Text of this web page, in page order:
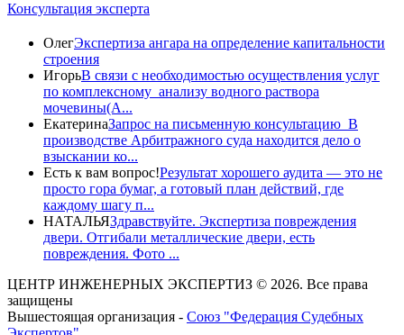
Консультация эксперта
ОлегЭкспертиза ангара на определение капитальности
строения
ИгорьВ связи с необходимостью осуществления услуг
по комплексному анализу водного раствора
мочевины(A...
ЕкатеринаЗапрос на письменную консультацию В
производстве Арбитражного суда находится дело о
взыскании ко...
Есть к вам вопрос!Результат хорошего аудита — это не
просто гора бумаг, а готовый план действий, где
каждому шагу п...
НАТАЛЬЯЗдравствуйте. Экспертиза повреждения
двери. Отгибали металлические двери, есть
повреждения. Фото ...
ЦЕНТР ИНЖЕНЕРНЫХ ЭКСПЕРТИЗ © 2026. Все права
защищены
Вышестоящая организация - Союз "Федерация Судебных